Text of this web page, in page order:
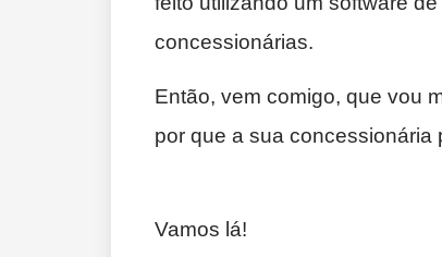
concessionárias.
Então, vem comigo, que vou
por que a sua concessionária
Vamos lá!